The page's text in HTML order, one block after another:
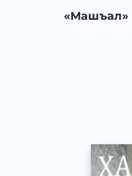
«Машъал»